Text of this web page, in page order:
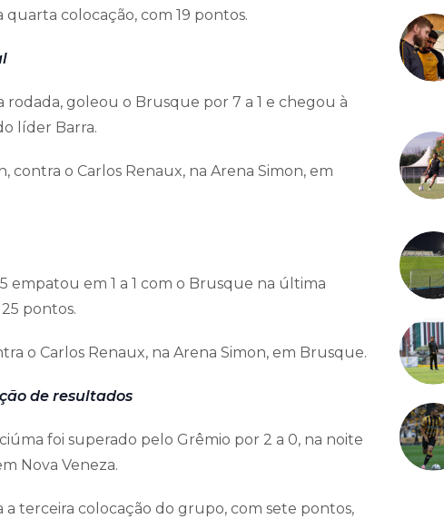
quarta colocação, com 19 pontos.
rodada, goleou o Brusque por 7 a 1 e chegou à
líder Barra.
contra o Carlos Renaux, na Arena Simon, em
empatou em 1 a 1 com o Brusque na última
pontos.
o Carlos Renaux, na Arena Simon, em Brusque.
de resultados
foi superado pelo Grêmio por 2 a 0, na noite
Nova Veneza.
a terceira colocação do grupo, com sete pontos,